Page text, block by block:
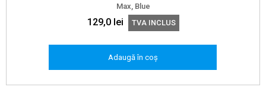
Max, Blue
129,0 lei TVA INCLUS
Adaugă în coș